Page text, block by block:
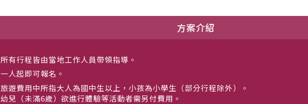
方案介紹
所有行程皆由當地工作人員帶領指導。
一人起即可報名。
旅遊費用中所指大人為國中生以上，小孩為小學生（部分行程除外）。
幼兒（未滿6歲）欲進行體驗等活動者需另付費用。